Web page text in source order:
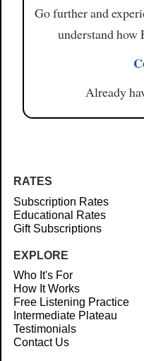
Go further and
understand how
Already
RATES
Subscription Rates
Educational Rates
Gift Subscriptions
EXPLORE
Who It's For
How It Works
Free Listening Practice
Intermediate Plateau
Testimonials
Contact Us